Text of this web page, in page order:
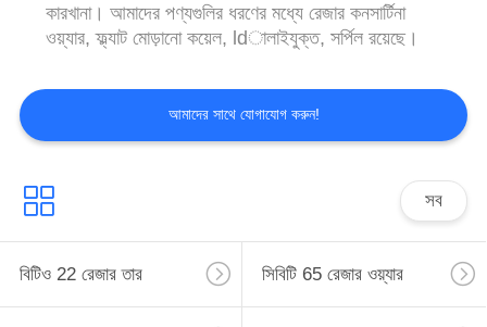
কারখানা। আমাদের পণ্যগুলির ধরণের মধ্যে রেজার কনসার্টিনা
ওয়্যার, ফ্ল্যাট মোড়ানো কয়েল, ldালাইযুক্ত, সর্পিল রয়েছে।
আমাদের সাথে যোগাযোগ করুন!
সব
বিটিও 22 রেজার তার সিবিটি 65 রেজার ওয়্যার